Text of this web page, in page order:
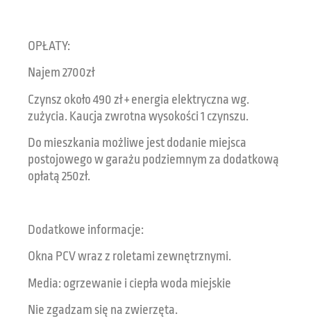
OPŁATY:
Najem 2700zł
Czynsz około 490 zł + energia elektryczna wg.
zużycia. Kaucja zwrotna wysokości 1 czynszu.
Do mieszkania możliwe jest dodanie miejsca
postojowego w garażu podziemnym za dodatkową
opłatą 250zł.
Dodatkowe informacje:
Okna PCV wraz z roletami zewnętrznymi.
Media: ogrzewanie i ciepła woda miejskie
Nie zgadzam się na zwierzęta.